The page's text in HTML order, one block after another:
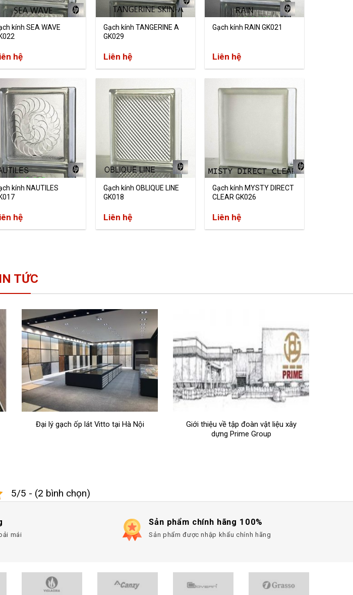
kính SEA WAVE
hệ
Gạch kính TANGERINE A
GK029
Liên hệ
Gạch kính RAIN GK021
Liên hệ
kính NAUTILES
hệ
Gạch kính OBLIQUE LINE
GK018
Liên hệ
Gạch kính MYSTY DIRECT
CLEAR GK026
Liên hệ
TỨC
Giới thiệu về tập đoàn vật liệu xây
Các mẫu gạch lát nền Prime 60×60
cm đẹp trong năm 2023
5/5 - (2 bình chọn)
mái
Sản phẩm chính hãng 100%
Sản phẩm được nhập khẩu chính hãng